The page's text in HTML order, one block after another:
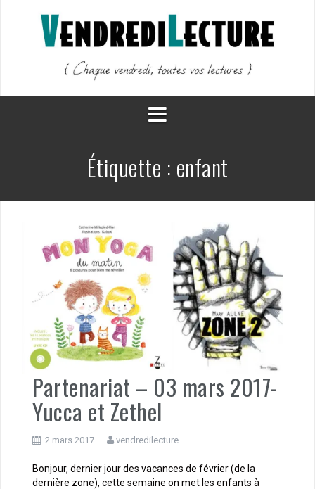
Étiquette : enfant
Partenariat – 03 mars 2017-
Yucca et Zethel
2 mars 2017 vendredilecture
Bonjour, dernier jour des vacances de février (de la
dernière zone), cette semaine on met les enfants à